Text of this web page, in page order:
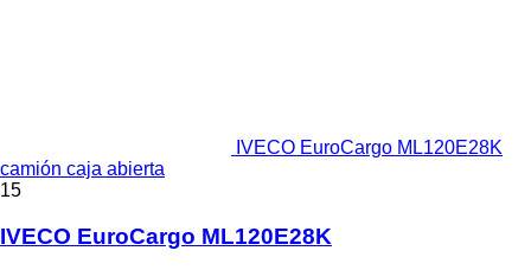
IVECO EuroCargo ML120E28K
camión caja abierta
15
IVECO EuroCargo ML120E28K